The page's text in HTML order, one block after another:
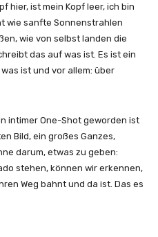
hier, ist mein Kopf leer, ich bin
wie sanfte Sonnenstrahlen
wie von selbst landen die
das auf was ist. Es ist ein
ist und vor allem: über
intimer One-Shot geworden ist
Bild, ein großes Ganzes,
darum, etwas zu geben:
stehen, können wir erkennen,
Weg bahnt und da ist. Das es